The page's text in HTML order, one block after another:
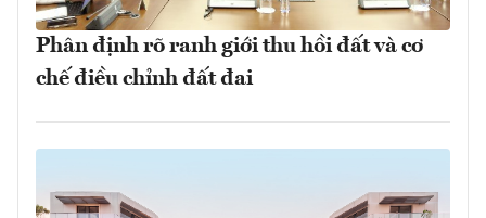
Phân định rõ ranh giới thu hồi đất và cơ
chế điều chỉnh đất đai